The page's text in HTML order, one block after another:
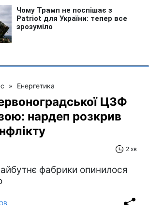
» Енергетика
ЦЗФ
нардеп розкрив
2 хв
фабрики опинилося